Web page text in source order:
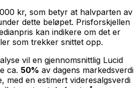
kr, som betyr at halvparten av
dette beløpet. Prisforskjellen
kan indikere om det er
som trekker snittet opp.
vil en gjennomsnittlig Lucid
ca. 50% av dagens markedsverdi
med en estimert videresalgsverdi